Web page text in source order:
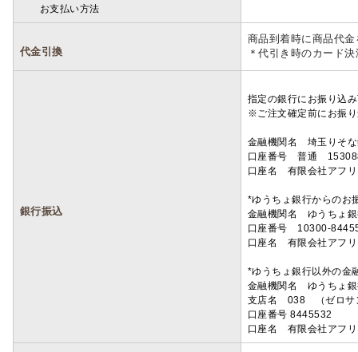
お支払い方法
代金引換
商品到着時に商品代
＊代引き時のカード
銀行振込
指定の銀行にお振り込
※ご注文確定前にお振
金融機関名 埼玉りそ
口座番号 普通
口座名 有限会社アフ
*ゆうちょ銀行からのお
金融機関名 ゆうちょ
口座番号 10300-
口座名 有限会社アフ
*ゆうちょ銀行以外の金
金融機関名 ゆうちょ
支店名 038 （ゼロサ
口座番号 8445532
口座名 有限会社アフ